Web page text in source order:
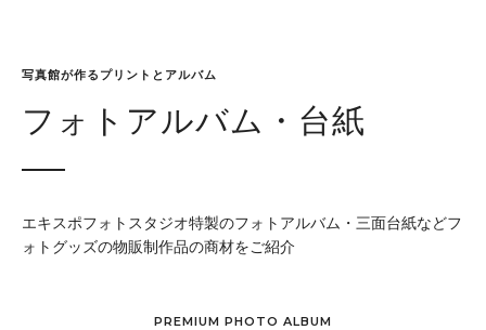
写真館が作るプリントとアルバム
フォトアルバム・台紙
エキスポフォトスタジオ特製のフォトアルバム・三面台紙などフ
ォトグッズの物販制作品の商材をご紹介
PREMIUM PHOTO ALBUM